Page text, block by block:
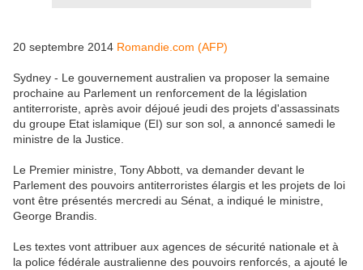
20 septembre 2014 Romandie.com (AFP)
Sydney - Le gouvernement australien va proposer la semaine
prochaine au Parlement un renforcement de la législation
antiterroriste, après avoir déjoué jeudi des projets d'assassinats
du groupe Etat islamique (EI) sur son sol, a annoncé samedi le
ministre de la Justice.
Le Premier ministre, Tony Abbott, va demander devant le
Parlement des pouvoirs antiterroristes élargis et les projets de loi
vont être présentés mercredi au Sénat, a indiqué le ministre,
George Brandis.
Les textes vont attribuer aux agences de sécurité nationale et à
la police fédérale australienne des pouvoirs renforcés, a ajouté le